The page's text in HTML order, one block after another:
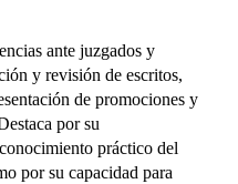
ante juzgados y
y revisión de escritos,
de promociones y
por su
práctico del
por su capacidad para